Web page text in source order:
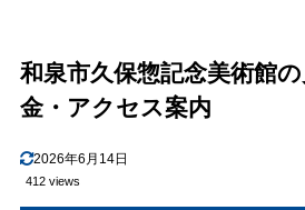
和泉市久保惣記念美術館
金・アクセス案内
2026年6月14日
412 views